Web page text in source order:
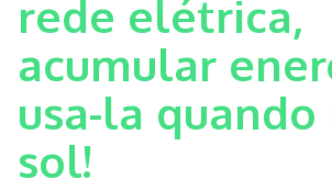
rede elétrica,
acumular
usa-la quando
sol!